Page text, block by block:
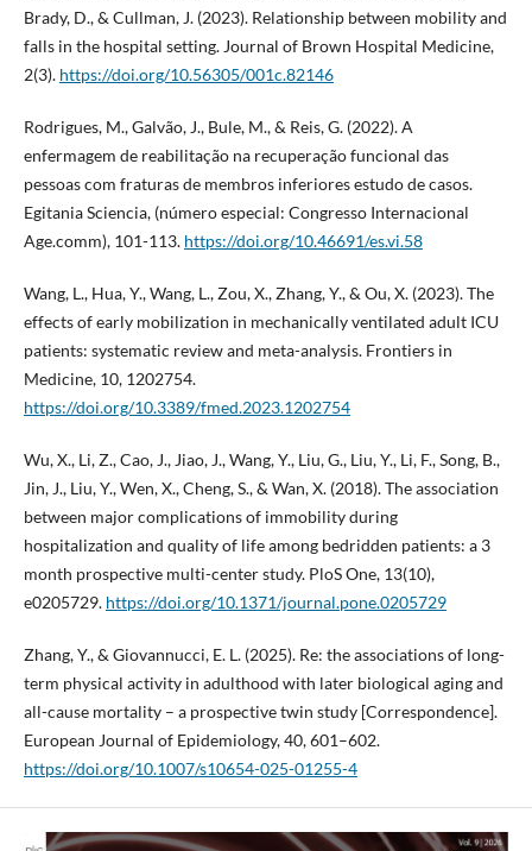
Brady, D., & Cullman, J. (2023). Relationship between mobility and
falls in the hospital setting. Journal of Brown Hospital Medicine,
2(3). https://doi.org/10.56305/001c.82146
Rodrigues, M., Galvão, J., Bule, M., & Reis, G. (2022). A
enfermagem de reabilitação na recuperação funcional das
pessoas com fraturas de membros inferiores estudo de casos.
Egitania Sciencia, (número especial: Congresso Internacional
Age.comm), 101-113. https://doi.org/10.46691/es.vi.58
Wang, L., Hua, Y., Wang, L., Zou, X., Zhang, Y., & Ou, X. (2023). The
effects of early mobilization in mechanically ventilated adult ICU
patients: systematic review and meta-analysis. Frontiers in
Medicine, 10, 1202754.
https://doi.org/10.3389/fmed.2023.1202754
Wu, X., Li, Z., Cao, J., Jiao, J., Wang, Y., Liu, G., Liu, Y., Li, F., Song, B.,
Jin, J., Liu, Y., Wen, X., Cheng, S., & Wan, X. (2018). The association
between major complications of immobility during
hospitalization and quality of life among bedridden patients: a 3
month prospective multi-center study. PloS One, 13(10),
e0205729. https://doi.org/10.1371/journal.pone.0205729
Zhang, Y., & Giovannucci, E. L. (2025). Re: the associations of long-
term physical activity in adulthood with later biological aging and
all-cause mortality – a prospective twin study [Correspondence].
European Journal of Epidemiology, 40, 601–602.
https://doi.org/10.1007/s10654-025-01255-4